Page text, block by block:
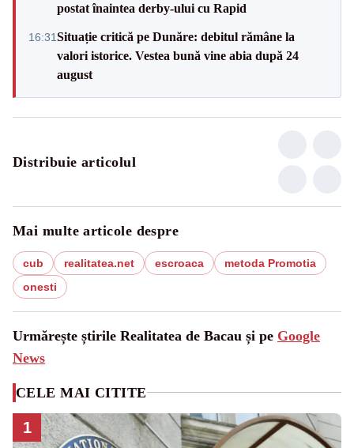
postat înaintea derby-ului cu Rapid
16:31Situație critică pe Dunăre: debitul rămâne la
valori istorice. Vestea bună vine abia după 24
august
Distribuie articolul
Mai multe articole despre
cub realitatea.net escroaca
metoda Promotia
onesti
Urmărește știrile Realitatea de Bacau și pe Google
News
CELE MAI CITITE
1